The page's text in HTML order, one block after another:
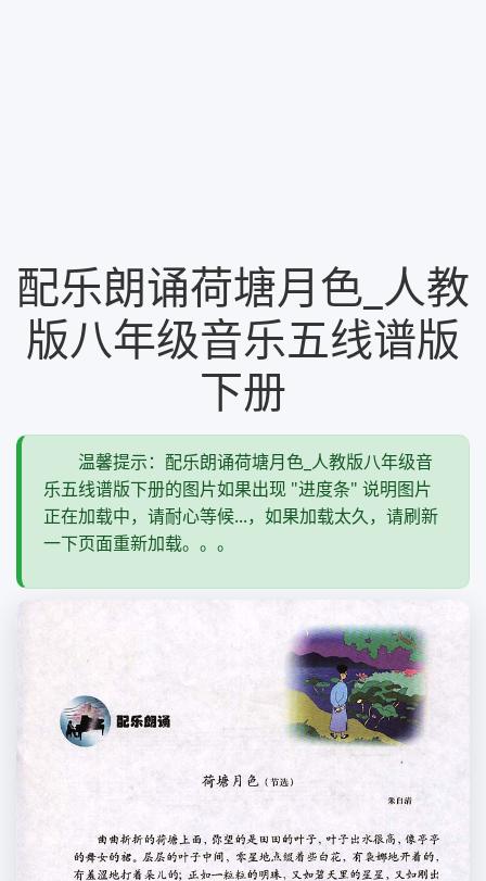
配乐朗诵荷塘月色_人教
版八年级音乐五线谱版
下册
温馨提示：配乐朗诵荷塘月色_人教版八年级音
乐五线谱版下册的图片如果出现 "进度条" 说明图片
正在加载中，请耐心等候...，如果加载太久，请刷新
一下页面重新加载。。。